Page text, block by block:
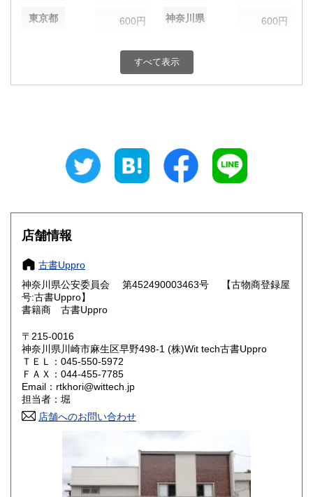
東京都 600円 神奈川県 600円
600円 富山県
600円 三重県
大阪府
奈良県
鳥取県 600円 島根県 600円
山口県 600円 徳島県 600円
香川県 600円
高知県 600円
長崎県
600円
すべて表示
店舗情報
古書Uppro
神奈川県公安委員会 第452490003463号 【古物商登録屋
号:古書Uppro】
書籍商 古書Uppro
〒215-0016
神奈川県川崎市麻生区早野498-1 (株)Wit tech古書Uppro
ＴＥＬ：045-550-5972
ＦＡＸ：044-455-7785
Email：rtkhori@wittech.jp
担当者：堀
店舗へのお問い合わせ